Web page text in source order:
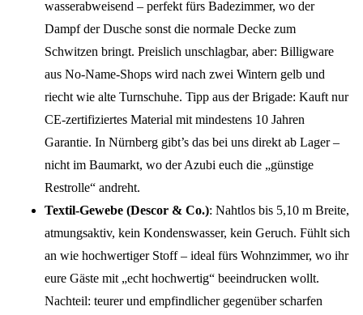
wasserabweisend – perfekt fürs Badezimmer, wo der
Dampf der Dusche sonst die normale Decke zum
Schwitzen bringt. Preislich unschlagbar, aber: Billigware
aus No-Name-Shops wird nach zwei Wintern gelb und
riecht wie alte Turnschuhe. Tipp aus der Brigade: Kauft nur
CE-zertifiziertes Material mit mindestens 10 Jahren
Garantie. In Nürnberg gibt’s das bei uns direkt ab Lager –
nicht im Baumarkt, wo der Azubi euch die „günstige
Restrolle“ andreht.
Textil-Gewebe (Descor & Co.): Nahtlos bis 5,10 m Breite,
atmungsaktiv, kein Kondenswasser, kein Geruch. Fühlt sich
an wie hochwertiger Stoff – ideal fürs Wohnzimmer, wo ihr
eure Gäste mit „echt hochwertig“ beeindrucken wollt.
Nachteil: teurer und empfindlicher gegenüber scharfen